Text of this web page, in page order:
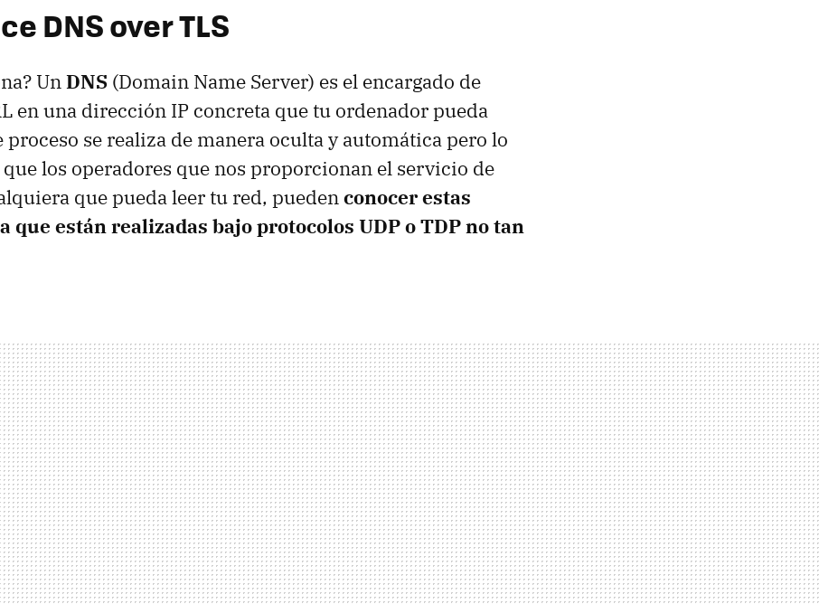
DNS over TLS
UnDNS (Domain Name Server) es el encargado de
en una dirección IP concreta que tu ordenador pueda
proceso se realiza de manera oculta y automática pero lo
los operadores que nos proporcionan el servicio de
que pueda leer tu red, puedenconocer estas
que están realizadas bajo protocolos UDP o TDP no tan